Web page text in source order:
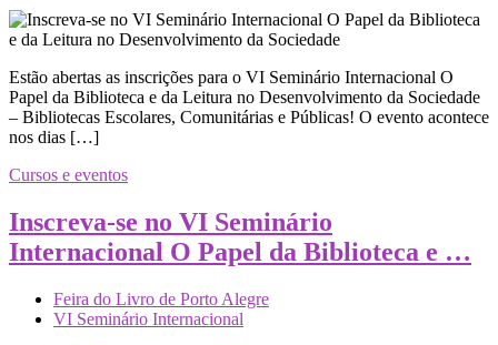
Estão abertas as inscrições para o VI Seminário Internacional O
Papel da Biblioteca e da Leitura no Desenvolvimento da Sociedade
– Bibliotecas Escolares, Comunitárias e Públicas! O evento acontece
nos dias […]
Cursos e eventos
Inscreva-se no VI Seminário
Internacional O Papel da Biblioteca e …
Feira do Livro de Porto Alegre
VI Seminário Internacional